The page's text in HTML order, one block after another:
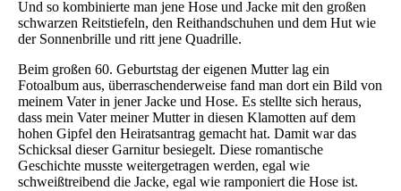
Und so kombinierte man jene Hose und Jacke mit den großen
schwarzen Reitstiefeln, den Reithandschuhen und dem Hut wie
der Sonnenbrille und ritt jene Quadrille.
Beim großen 60. Geburtstag der eigenen Mutter lag ein
Fotoalbum aus, überraschenderweise fand man dort ein Bild von
meinem Vater in jener Jacke und Hose. Es stellte sich heraus,
dass mein Vater meiner Mutter in diesen Klamotten auf dem
hohen Gipfel den Heiratsantrag gemacht hat. Damit war das
Schicksal dieser Garnitur besiegelt. Diese romantische
Geschichte musste weitergetragen werden, egal wie
schweißtreibend die Jacke, egal wie ramponiert die Hose ist.